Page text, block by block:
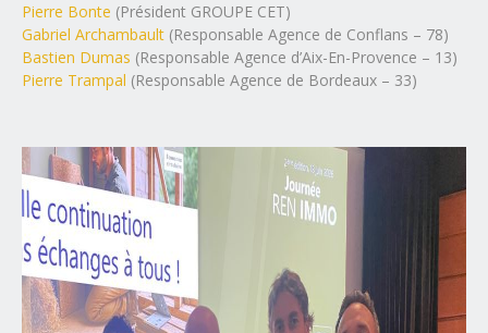
Pierre Bonte (Président GROUPE CET)
Gabriel Archambault (Responsable Agence de Conflans – 78)
Bastien Dumas (Responsable Agence d’Aix-En-Provence – 13)
Pierre Trampal (Responsable Agence de Bordeaux – 33)